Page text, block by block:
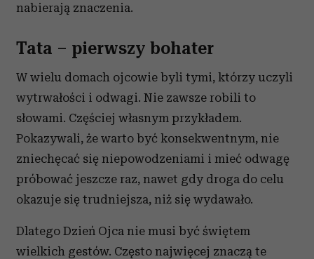
nabierają znaczenia.
Tata – pierwszy bohater
W wielu domach ojcowie byli tymi, którzy uczyli
wytrwałości i odwagi. Nie zawsze robili to
słowami. Częściej własnym przykładem.
Pokazywali, że warto być konsekwentnym, nie
zniechęcać się niepowodzeniami i mieć odwagę
próbować jeszcze raz, nawet gdy droga do celu
okazuje się trudniejsza, niż się wydawało.
Dlatego Dzień Ojca nie musi być świętem
wielkich gestów. Często najwięcej znaczą te